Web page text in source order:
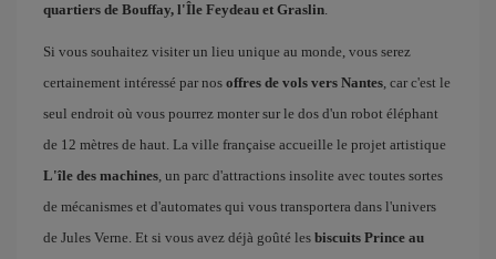
quartiers de Bouffay, l'Île Feydeau et Graslin.
Si vous souhaitez visiter un lieu unique au monde, vous serez
certainement intéressé par nos offres de vols vers Nantes, car c'est le
seul endroit où vous pourrez monter sur le dos d'un robot éléphant
de 12 mètres de haut. La ville française accueille le projet artistique
L'île des machines, un parc d'attractions insolite avec toutes sortes
de mécanismes et d'automates qui vous transportera dans l'univers
de Jules Verne. Et si vous avez déjà goûté les biscuits Prince au